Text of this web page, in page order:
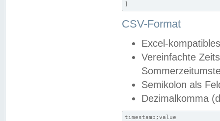
]
CSV-Format
Excel-
Vereinfachte
Semikolon als
Dezimalkomma
timestamp;value